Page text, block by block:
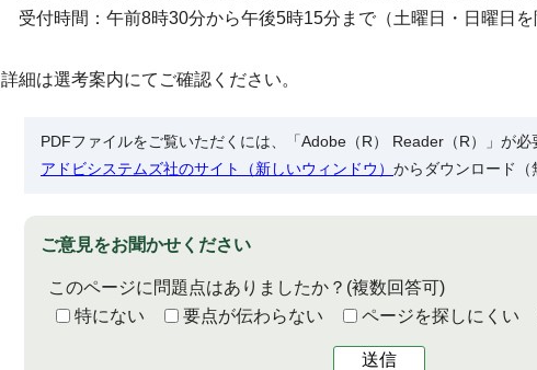
受付時間：午前8時30分から午後5時15分まで（土曜日・日曜日を
詳細は選考案内にてご確認ください。
PDFファイルをご覧いただくには、「Adobe（R） Reader（R）」が
アドビシステムズ社のサイト（新しいウィンドウ） からダウンロード（
ご意見をお聞かせください
このページに問題点はありましたか？ (複数回答可)
特にない
要点が伝わらない ページを探しにくい
送信